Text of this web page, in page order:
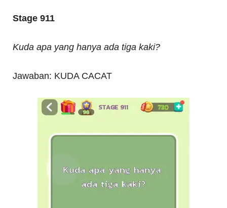
Stage 911
Kuda apa yang hanya ada tiga kaki?
Jawaban: KUDA CACAT